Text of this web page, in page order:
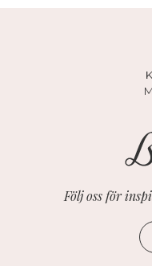
Följ oss för